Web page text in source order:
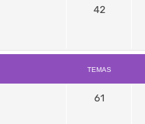
42
TEMAS
61